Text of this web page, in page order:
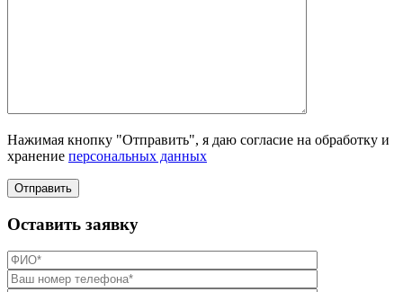
Нажимая кнопку "Отправить", я даю согласие на обработку и
хранение персональных данных
Отправить
Оставить заявку